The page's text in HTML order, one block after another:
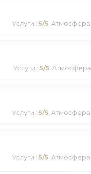
Услуги : 5/5 Атмосфера
Услуги : 5/5 Атмосфера
Услуги : 5/5 Атмосфера
Услуги : 5/5 Атмосфера